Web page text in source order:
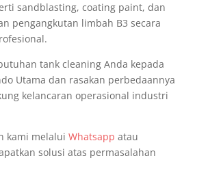
sandblasting, coating paint, dan
pengangkutan limbah B3 secara
tank cleaning Anda kepada
Utama dan rasakan perbedaannya
kelancaran operasional industri
kami melalui Whatsapp atau
solusi atas permasalahan